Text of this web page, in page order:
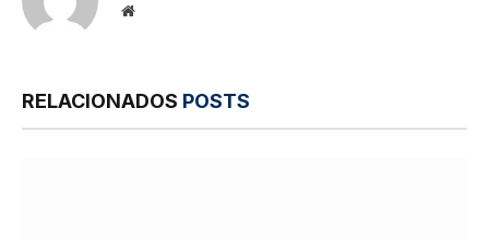
Site
RELACIONADOS POSTS